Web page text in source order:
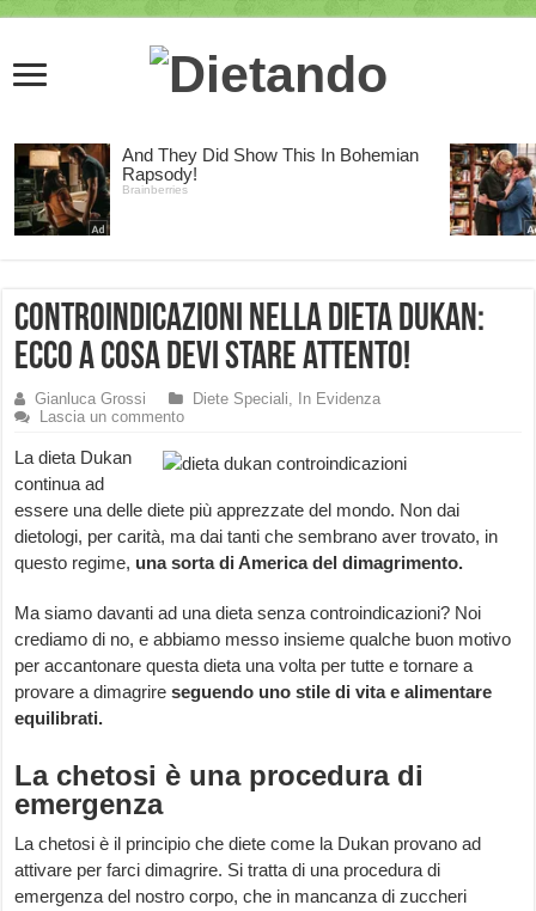
Controindicazioni nella Dieta Dukan:
ecco a cosa devi stare attento!
Gianluca Grossi Diete Speciali,
In Evidenza
Lascia un commento
La dieta Dukan
continua ad
essere una delle diete più apprezzate del mondo. Non dai
dietologi, per carità, ma dai tanti che sembrano aver trovato, in
questo regime, una sorta di America del dimagrimento.
Ma siamo davanti ad una dieta senza controindicazioni? Noi
crediamo di no, e abbiamo messo insieme qualche buon motivo
per accantonare questa dieta una volta per tutte e tornare a
provare a dimagrireseguendo uno stile di vita e alimentare
equilibrati.
La chetosi è una procedura di
emergenza
La chetosi è il principio che diete come la Dukan provano ad
attivare per farci dimagrire. Si tratta di una procedura di
emergenza del nostro corpo, che in mancanza di zuccheri